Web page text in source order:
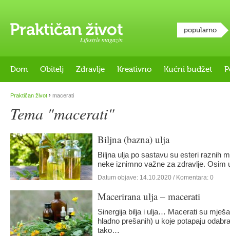
Lifestyle magazin
popularno
Dom Obitelj Zdravlje Kreativno Kućni budžet
Praktičan život › macerati
Tema "macerati"
Biljna (bazna) ulja
Biljna ulja po sastavu su esteri raznih
neke iznimno važne za zdravlje. Osim
Datum objave: 14.10.2020 / Komentara: 0
Macerirana ulja – macerati
Sinergija bilja i ulja… Macerati su
hladno prešanih) u koje potapaju
tako…